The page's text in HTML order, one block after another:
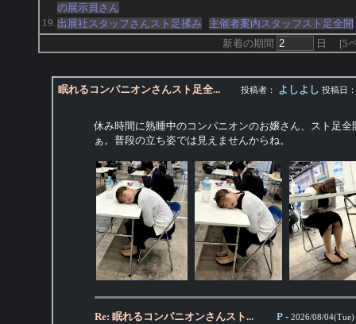
の展示員さん
19. 出展社スタッフさんスト足揉み
主催者案内スタッフスト足全開
新着の期間
日 [5
眠れるコンパニオンさんスト足全... 投稿者： よしよし 投稿日：
休み時間に熟睡中のコンパニオンのお嬢さん、スト足
ぁ。普段の立ち姿では見えませんからね。
Re: 眠れるコンパニオンさんスト... P - 2026/08/04(Tue)